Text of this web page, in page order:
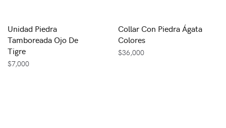
Unidad Piedra
Tamboreada Ojo De
Tigre
$7,000
Collar Con Piedra Ágata
Colores
$36,000